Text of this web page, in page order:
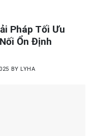
Pháp Tối Ưu
Ổn Định
BY LYHA